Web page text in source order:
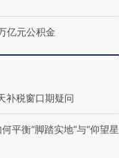
亿元公积金
补税窗口期疑问
平衡“脚踏实地”与“仰望星